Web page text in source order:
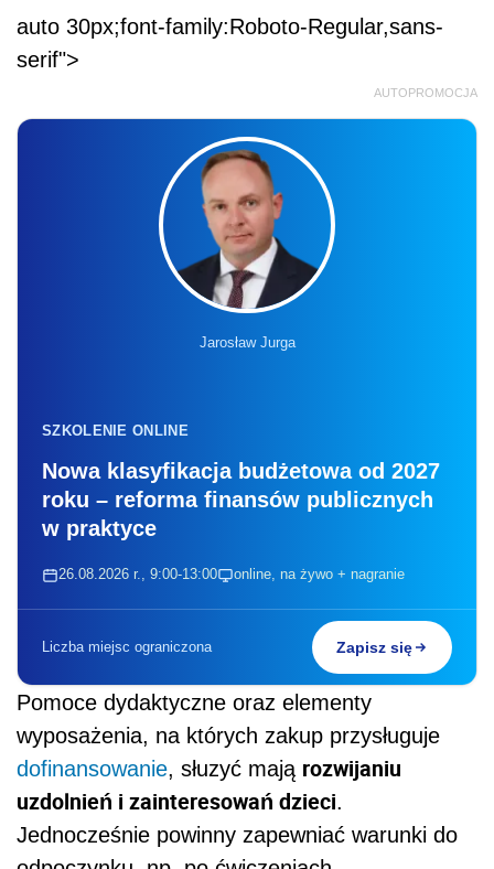
auto 30px;font-family:Roboto-Regular,sans-
serif">
AUTOPROMOCJA
Jarosław Jurga
SZKOLENIE ONLINE
Nowa klasyfikacja budżetowa od 2027
roku – reforma finansów publicznych
w praktyce
26.08.2026 r., 9:00-13:00 online, na żywo + nagranie
Liczba miejsc ograniczona Zapisz się
Pomoce dydaktyczne oraz elementy
wyposażenia, na których zakup przysługuje
dofinansowanie, słuzyć mają rozwijaniu
uzdolnień i zainteresowań dzieci.
Jednocześnie powinny zapewniać warunki do